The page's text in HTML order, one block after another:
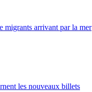
migrants arrivant par la mer
les nouveaux billets